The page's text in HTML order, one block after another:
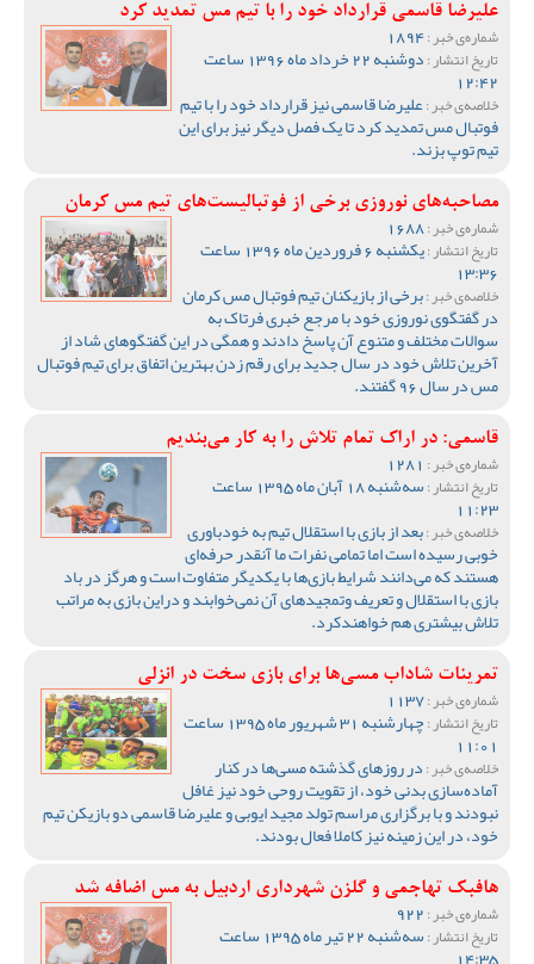
علیرضا قاسمی قرارداد خود را با تیم مس تمدید کرد
شماره‌ی خبر :
تاریخ انتشار : دوشنبه 22 خرداد ماه 1396 ساعت
12:42
خلاصه‌ی خبر :علیرضا قاسمی نیز قرارداد خود را با تیم
فوتبال مس تمدید کرد تا یک فصل دیگر نیز برای این
تیم توپ بزند.
مصاحبه‌های نوروزی برخی از فوتبالیست‌های تیم مس کرمان
شماره‌ی خبر :
تاریخ انتشار : یکشنبه 6 فروردین ماه 1396 ساعت
13:36
خلاصه‌ی خبر :برخی از بازیکنان تیم فوتبال مس کرمان
در گفتگوی نوروزی خود با مرجع خبری فرتاک به
سوالات مختلف و متنوع آن پاسخ دادند و همگی در این گفتگوهای شاد از
آخرین تلاش خود در سال جدید برای رقم زدن بهترین اتفاق برای تیم فوتبال
مس در سال 96 گفتند.
قاسمی: در اراک تمام تلاش را به کار می‌بندیم
شماره‌ی خبر :
تاریخ انتشار : سه‌شنبه 18 آبان ماه 1395 ساعت
11:23
خلاصه‌ی خبر :بعد از بازی با استقلال تیم به خودباوری
خوبی رسیده است اما تمامی نفرات ما آنقدر حرفه‌ای
هستند که می‌دانند شرایط بازی‌ها با یکدیگر متفاوت است و هرگز در باد
بازی با استقلال و تعریف وتمجید‌های آن نمی‌خوابند و دراین بازی به مراتب
تلاش بیشتری هم خواهندکرد.
تمرینات شاداب مسی‌ها برای بازی سخت در انزلی
شماره‌ی خبر :
تاریخ انتشار : چهارشنبه 31 شهریور ماه 1395 ساعت
11:01
خلاصه‌ی خبر :در روزهای گذشته مسی‌ها در کنار
آماده‌سازی بدنی خود، از تقویت روحی خود نیز غافل
نبودند و با برگزاری مراسم تولد مجید ایوبی و علیرضا قاسمی دو بازیکن تیم
خود، در این زمینه نیز کاملا فعال بودند.
هافبک تهاجمی و گلزن شهرداری اردبیل به مس اضافه شد
شماره‌ی خبر :
تاریخ انتشار : سه‌شنبه 22 تیر ماه 1395 ساعت